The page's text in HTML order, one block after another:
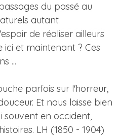
du passé au
autant
de réaliser ailleurs
et maintenant ? Ces
...
parfois sur l'horreur,
Et nous laisse bien
souvent en occident,
LH (1850 - 1904)